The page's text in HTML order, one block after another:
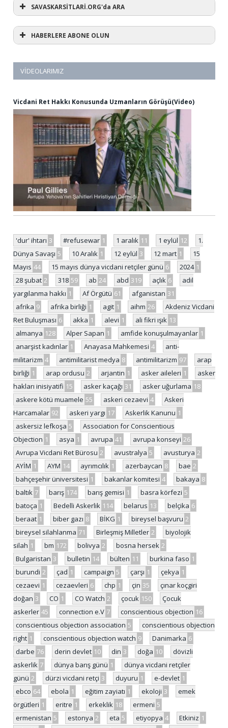
SAVASKARSİTLARİ.ORG'da ARA
HABERLERE ABONE OLUN
VIDEOLARIMIZ
Vicdani Ret Hakkı Konusunda Uzmanların Görüşü(Video)
'dur' ihtarı 3 #refusewar 1 1 aralık 11 1 eylül 12
1.
Dünya Savaşı 5 10 Aralık 1 12 eylül 3 12 mart 1
15
Mayıs 44 15 mayıs dünya vicdani retçiler günü 6 2024 1
28 şubat 2 318 59 ab 24 abd 319 açlık 6
adil
yargılanma hakkı 1 Af Örgütü 61 afganistan 31
afrika 9 afrika birliği 1 agit 1 aihm 26
Akdeniz Vicdani
Ret Buluşması 6 akka 1 alevi 1 ali fikri ışık 13
almanya 128 Alper Sapan 1 amfide konuşulmayanlar 1
anarşist kadınlar 1 Anayasa Mahkemesi 4
anti-
militarizm 4 antimilitarist medya 8 antimilitarizm 97
arap
birliği 1 arap ordusu 2 arjantin 1 asker aileleri 1
asker
hakları inisiyatifi 15 asker kaçağı 31 asker uğurlama 18
askere kötü muamele 55 askeri cezaevi 4
Askeri
Harcamalar 92 askeri yargı 17 Askerlik Kanunu 1
askersiz lefkoşa 5
Association for Conscientious
Objection 1 asya 1 avrupa 41 avrupa konseyi 26
Avrupa Vicdani Ret Bürosu 2 avustralya 5 avusturya 2
AYİM 1 AYM 14 ayrımcılık 1 azerbaycan 8 bae 2
bahçeşehir üniversitesi 1 bakanlar komitesi 4 bakaya 8
baltık 7 barış 174 barış gemisi 1 basra körfezi 5
batoça 1 Bedelli Askerlik 114 belarus 13 belçika 6
beraat 1 biber gazı 8 BİKG 1 bireysel başvuru 2
bireysel silahlanma 71 Birleşmiş Milletler 2
biyolojik
silah 1 bm 172 bolivya 2 bosna hersek 2
Bulgaristan 3 bulletin 14 bülten 11 burkina faso 1
burundi 2 çad 1 campaign 5 çarşı 1 çekya 1
cezaevi 1 cezaevleri 6 chp 1 çin 35
çınar koçgiri
doğan 3 CO 1 CO Watch 2 çocuk 150
Çocuk
askerler 45 connection e.V 7 conscientious objection 16
conscientious objection association 5
conscientious objection
right 1 conscientious objection watch 9 Danimarka 6
darbe 76 derin devlet 10 din 3 doğa 10
dövizli
askerlik 7 dünya barış günü 1
dünya vicdani retçiler
günü 2 dürzi vicdani retçi 3 duyuru 1 e-devlet 1
ebco 64 ebola 1 eğitim zayiatı 1 ekoloji 3
emek
örgütleri 1 eritre 1 erkeklik 18 ermeni 5
ermenistan 5 estonya 2 eta 5 etiyopya 4 Etkiniz 1